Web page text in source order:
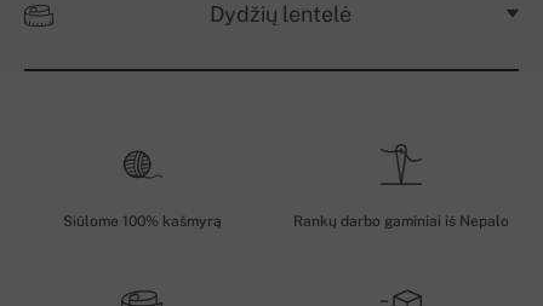
Dydžių lentelė
Siūlome 100% kašmyrą Rankų darbo gaminiai iš Nepalo